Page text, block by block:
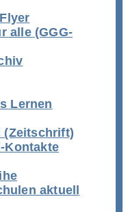
alle (GGG-
Lernen
(Zeitschrift)
Kontakte
aktuell